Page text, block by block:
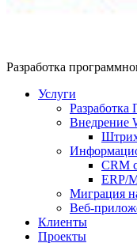
Разработка
Услуги
Разработка
Внедрение
CRM
ERP/
Миграция
Веб-
Клиенты
Проекты